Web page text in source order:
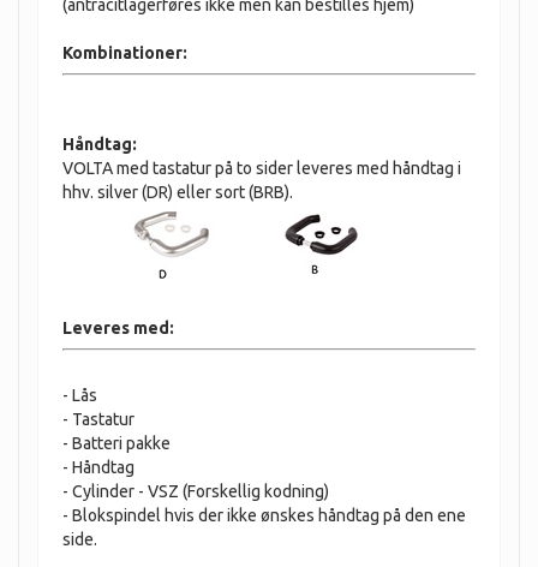
(antracitlagerføres ikke men kan bestilles hjem)
Kombinationer:
Håndtag:
VOLTA med tastatur på to sider leveres med håndtag i
hhv. silver (DR) eller sort (BRB).
Leveres med:
- Lås
- Tastatur
- Batteri pakke
- Håndtag
- Cylinder - VSZ (Forskellig kodning)
- Blokspindel hvis der ikke ønskes håndtag på den ene
side.